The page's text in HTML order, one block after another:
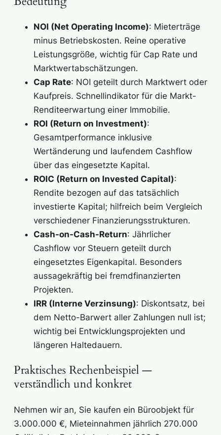
NOI (Net Operating Income): Mieterträge
minus Betriebskosten. Reine operative
Leistungsgröße, wichtig für Cap Rate und
Marktwertabschätzungen.
Cap Rate: NOI geteilt durch Marktwert oder
Kaufpreis. Schnellindikator für die Markt-
Renditeerwartung einer Immobilie.
ROI (Return on Investment):
Gesamtperformance inklusive
Wertänderung und laufendem Cashflow
über das eingesetzte Kapital.
ROIC (Return on Invested Capital):
Rendite bezogen auf das tatsächlich
investierte Kapital; hilfreich beim Vergleich
verschiedener Finanzierungsstrukturen.
Cash-on-Cash-Return: Jährlicher
Cashflow vor Steuern geteilt durch
eingesetztes Eigenkapital. Besonders
aussagekräftig bei fremdfinanzierten
Projekten.
IRR (Interne Verzinsung): Diskontsatz, bei
dem Netto-Barwert aller Zahlungen null ist;
wichtig bei Entwicklungsprojekten und
längeren Haltedauern.
Praktisches Rechenbeispiel —
verständlich und konkret
Nehmen wir an, Sie kaufen ein Büroobjekt für
3.000.000 €, Mieteinnahmen jährlich 270.000